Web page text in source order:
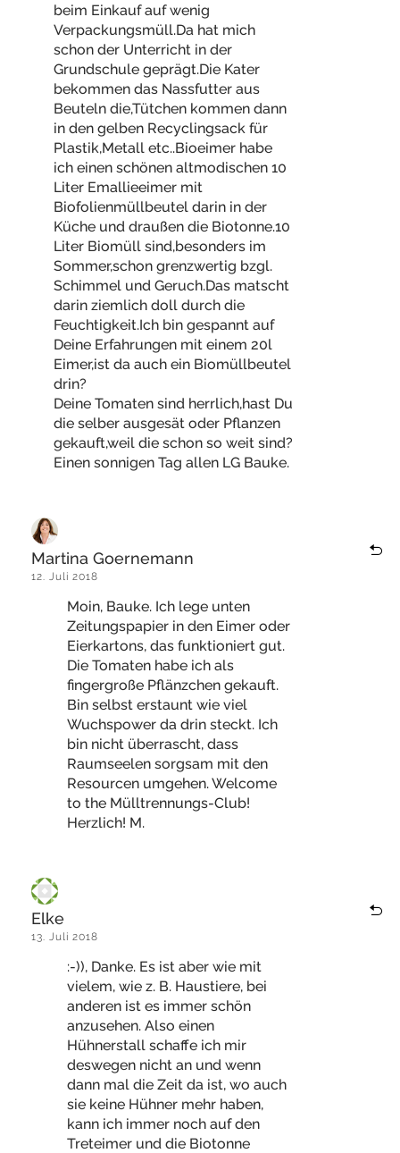
beim Einkauf auf wenig
Verpackungsmüll.Da hat mich
schon der Unterricht in der
Grundschule geprägt.Die Kater
bekommen das Nassfutter aus
Beuteln die,Tütchen kommen dann
in den gelben Recyclingsack für
Plastik,Metall etc..Bioeimer habe
ich einen schönen altmodischen 10
Liter Emallieeimer mit
Biofolienmüllbeutel darin in der
Küche und draußen die Biotonne.10
Liter Biomüll sind,besonders im
Sommer,schon grenzwertig bzgl.
Schimmel und Geruch.Das matscht
darin ziemlich doll durch die
Feuchtigkeit.Ich bin gespannt auf
Deine Erfahrungen mit einem 20l
Eimer,ist da auch ein Biomüllbeutel
drin?
Deine Tomaten sind herrlich,hast Du
die selber ausgesät oder Pflanzen
gekauft,weil die schon so weit sind?
Einen sonnigen Tag allen LG Bauke.
Martina Goernemann
12. Juli 2018
Moin, Bauke. Ich lege unten
Zeitungspapier in den Eimer oder
Eierkartons, das funktioniert gut.
Die Tomaten habe ich als
fingergroße Pflänzchen gekauft.
Bin selbst erstaunt wie viel
Wuchspower da drin steckt. Ich
bin nicht überrascht, dass
Raumseelen sorgsam mit den
Resourcen umgehen. Welcome
to the Mülltrennungs-Club!
Herzlich! M.
Elke
13. Juli 2018
:-)), Danke. Es ist aber wie mit
vielem, wie z. B. Haustiere, bei
anderen ist es immer schön
anzusehen. Also einen
Hühnerstall schaffe ich mir
deswegen nicht an und wenn
dann mal die Zeit da ist, wo auch
sie keine Hühner mehr haben,
kann ich immer noch auf den
Treteimer und die Biotonne